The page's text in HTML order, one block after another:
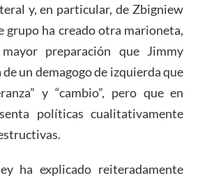
y, en particular, de Zbigniew
grupo ha creado otra marioneta,
preparación que Jimmy
un demagogo de izquierda que
y “cambio”, pero que en
políticas cualitativamente
ha explicado reiteradamente